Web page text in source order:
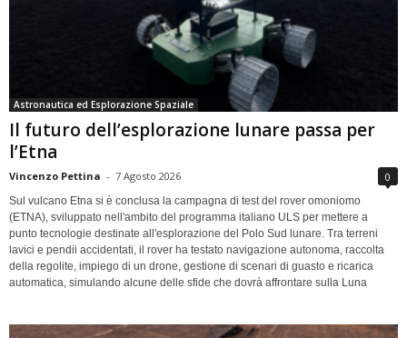
Astronautica ed Esplorazione Spaziale
Il futuro dell’esplorazione lunare passa per
l’Etna
Vincenzo Pettina - 7 Agosto 2026 0
Sul vulcano Etna si è conclusa la campagna di test del rover omoniomo
(ETNA), sviluppato nell'ambito del programma italiano ULS per mettere a
punto tecnologie destinate all'esplorazione del Polo Sud lunare. Tra terreni
lavici e pendii accidentati, il rover ha testato navigazione autonoma, raccolta
della regolite, impiego di un drone, gestione di scenari di guasto e ricarica
automatica, simulando alcune delle sfide che dovrà affrontare sulla Luna